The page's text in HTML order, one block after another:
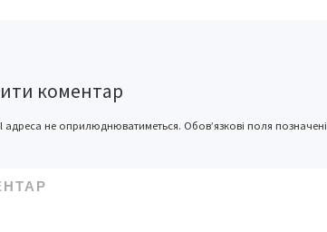
коментар
адреса не оприлюднюватиметься. Обов’язкові поля позначені